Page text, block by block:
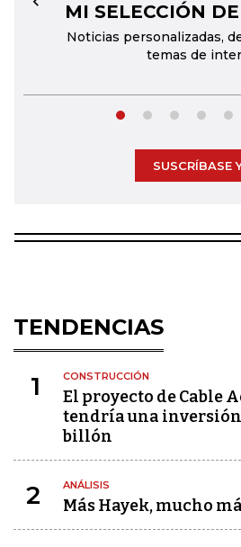
MI SELECCIÓN
Noticias personalizadas,
temas de
←
SUSCRÍBASE
TENDENCIAS
1 CONSTRUCCIÓN
El proyecto de Cable
tendría una inversión
billón
2 ANÁLISIS
Más Hayek, mucho